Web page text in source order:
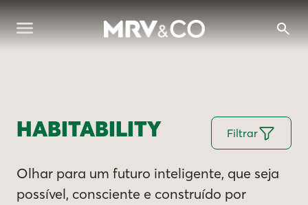
HABITABILITY Filtrar
Olhar para um futuro inteligente, que seja
possível, consciente e construído por